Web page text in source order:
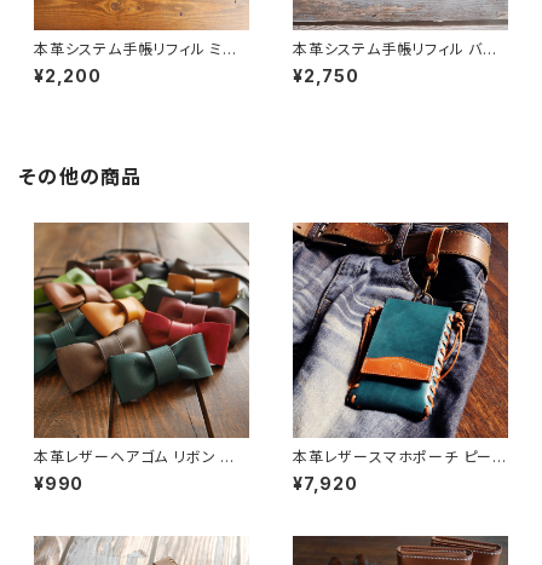
本革システム手帳リフィル ミニ6
穴用 レザーカスタム [カラー選
択可] [受注生産]
¥2,200
本革システム手帳リフィル バイ
ブル用 レザーカスタム [カラー
選択可・受注生産]
¥2,750
その他の商品
本革レザーヘアゴム リボン 髪
留め [カラー選択可] [受注生産]
¥990
本革レザースマホポーチ ピーコ
ックブルー×キャメルブラウン 名
入れ刻印対応 [受注生産]
¥7,920